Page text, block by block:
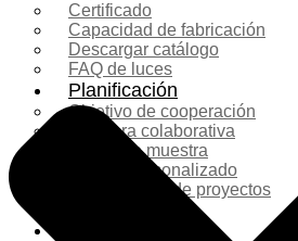
Certificado
Capacidad de fabricación
Descargar catálogo
FAQ de luces
Planificación
Objetivo de cooperación
Lámpara colaborativa
Casos de muestra
Diseño personalizado
Planificación de proyectos